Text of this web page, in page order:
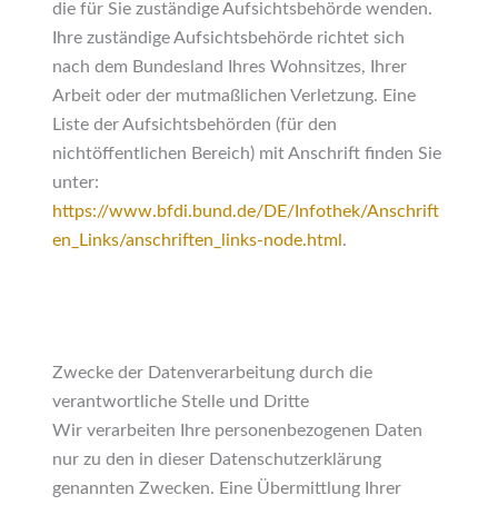
die für Sie zuständige Aufsichtsbehörde wenden.
Ihre zuständige Aufsichtsbehörde richtet sich
nach dem Bundesland Ihres Wohnsitzes, Ihrer
Arbeit oder der mutmaßlichen Verletzung. Eine
Liste der Aufsichtsbehörden (für den
nichtöffentlichen Bereich) mit Anschrift finden Sie
unter:
https://www.bfdi.bund.de/DE/Infothek/Anschrift
en_Links/anschriften_links-node.html .
Zwecke der Datenverarbeitung durch die
verantwortliche Stelle und Dritte
Wir verarbeiten Ihre personenbezogenen Daten
nur zu den in dieser Datenschutzerklärung
genannten Zwecken. Eine Übermittlung Ihrer